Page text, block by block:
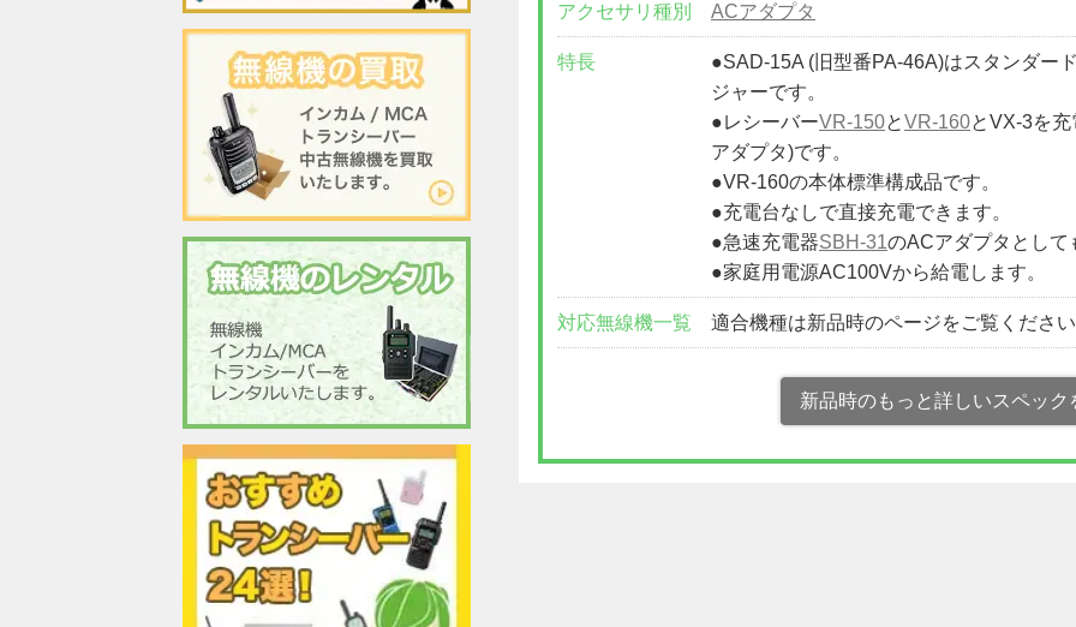
アクセサリ種別 ACアダプタ
特長
●SAD-15A (旧型番PA-46A)はスタンダー
ジャーです。
●レシーバーVR-150とVR-160とVX-3を
アダプタ)です。
●VR-160の本体標準構成品です。
●充電台なしで直接充電できます。
●急速充電器SBH-31のACアダプタとして
●家庭用電源AC100Vから給電します。
対応無線機一覧 適合機種は新品時のページをご覧くださ
新品時のもっと詳しいスペッ